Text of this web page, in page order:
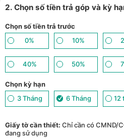
2. Chọn số tiền trả góp và kỳ
Chọn số tiền trả trước
0%
10%
40% 50%
Chọn kỳ hạn
3 Tháng
6 Tháng 12
Giấy tờ cần thiết: Chỉ cần có CMND/
đang sử dụng